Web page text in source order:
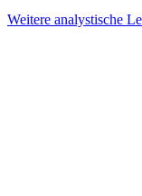
Weitere analystische